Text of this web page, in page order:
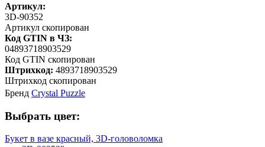
Артикул:
3D-90352
Артикул скопирован
Код GTIN в ЧЗ:
04893718903529
Код GTIN скопирован
Штрихкод: 4893718903529
Штрихкод скопирован
Бренд Crystal Puzzle
Выбрать цвет:
Букет в вазе красный, 3D-головоломка